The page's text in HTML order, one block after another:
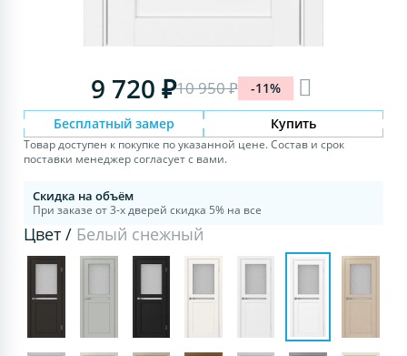
9 720 ₽10 950 ₽ -11%
Бесплатный замер Купить
Товар доступен к покупке по указанной цене. Состав и срок
поставки менеджер согласует с вами.
Скидка на объём
При заказе от 3-х дверей скидка 5% на все
Цвет / Белый снежный